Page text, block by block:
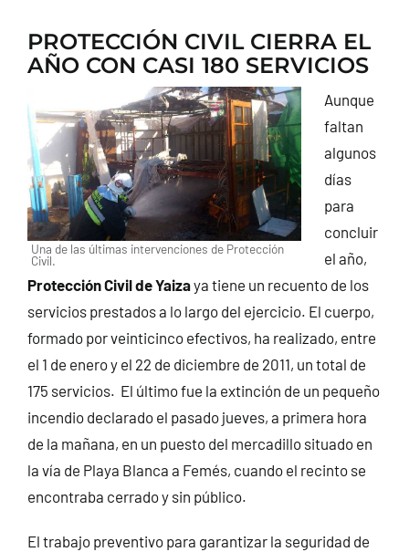
PROTECCIÓN CIVIL CIERRA EL
AÑO CON CASI 180 SERVICIOS
Una de las últimas intervenciones de Protección
Civil.
Aunque
faltan
algunos
días
para
concluir
el año,
Protección Civil de Yaizaya tiene un recuento de los
servicios prestados a lo largo del ejercicio. El cuerpo,
formado por veinticinco efectivos, ha realizado, entre
el 1 de enero y el 22 de diciembre de 2011, un total de
175 servicios. El último fue la extinción de un pequeño
incendio declarado el pasado jueves, a primera hora
de la mañana, en un puesto del mercadillo situado en
la vía de Playa Blanca a Femés, cuando el recinto se
encontraba cerrado y sin público.
El trabajo preventivo para garantizar la seguridad de